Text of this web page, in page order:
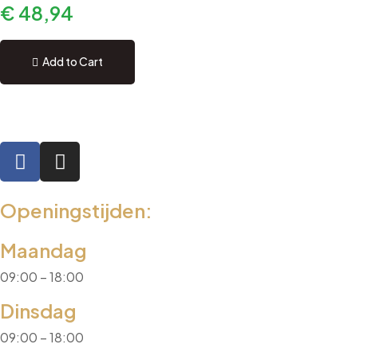
€ 48,94
Add to Cart
Openingstijden:
Maandag
09:00 – 18:00
Dinsdag
09:00 – 18:00